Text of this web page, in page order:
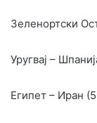
Зеленортски
Уругвај –
Египет – Иран